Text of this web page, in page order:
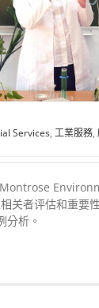
Services, 工業服務,
关者评估和重要
分析。